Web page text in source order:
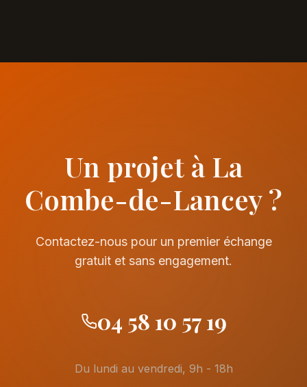
Un projet à La
Combe-de-Lancey ?
Contactez-nous pour un premier échange
gratuit et sans engagement.
04 58 10 57 19
Du lundi au vendredi, 9h - 18h